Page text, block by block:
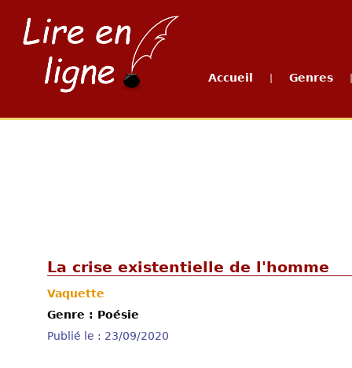
Accueil Genres
La crise existentielle de l'homme
Vaquette
Genre : Poésie
Publié le : 23/09/2020